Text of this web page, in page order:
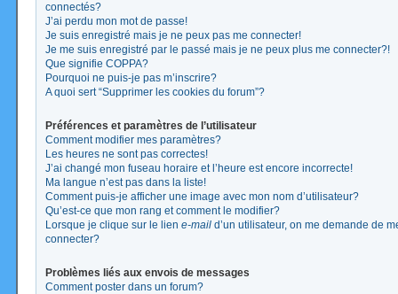
connectés?
J’ai perdu mon mot de passe!
Je suis enregistré mais je ne peux pas me connecter!
Je me suis enregistré par le passé mais je ne peux plus me connecter?!
Que signifie COPPA?
Pourquoi ne puis-je pas m’inscrire?
A quoi sert “Supprimer les cookies du forum”?
Préférences et paramètres de l’utilisateur
Comment modifier mes paramètres?
Les heures ne sont pas correctes!
J’ai changé mon fuseau horaire et l’heure est encore incorrecte!
Ma langue n’est pas dans la liste!
Comment puis-je afficher une image avec mon nom d’utilisateur?
Qu’est-ce que mon rang et comment le modifier?
Lorsque je clique sur le lien e-mail d’un utilisateur, on me demande de
connecter?
Problèmes liés aux envois de messages
Comment poster dans un forum?